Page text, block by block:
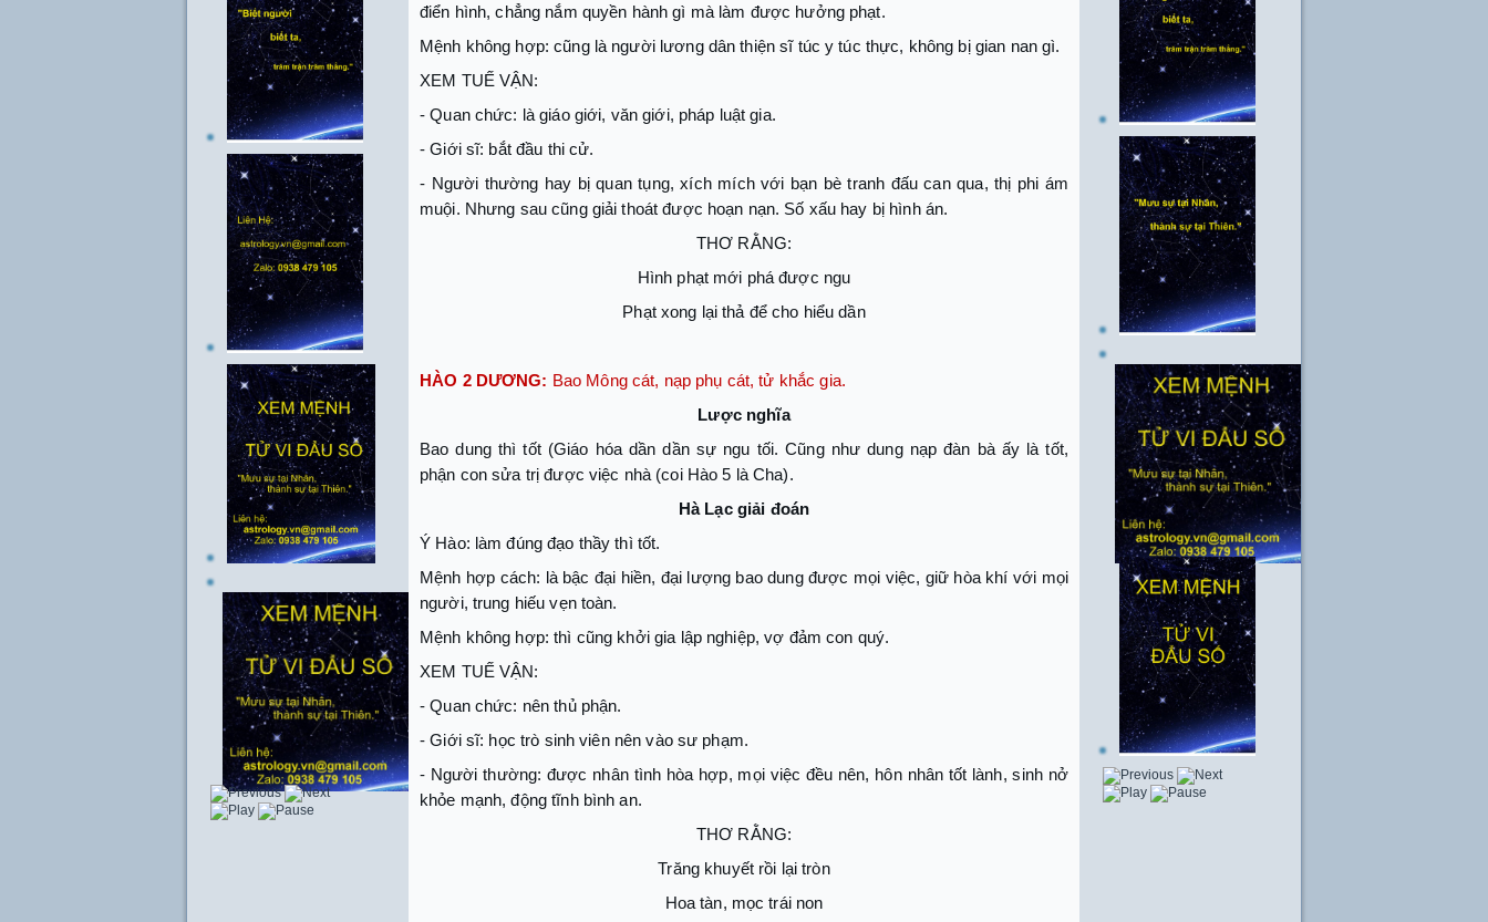
điển hình, chẳng nắm quyền hành gì mà làm được hưởng phạt.
Mệnh không hợp: cũng là người lương dân thiện sĩ túc y túc thực, không bị gian nan gì.
XEM TUẾ VẬN:
- Quan chức: là giáo giới, văn giới, pháp luật gia.
- Giới sĩ: bắt đầu thi cử.
- Người thường hay bị quan tụng, xích mích với bạn bè tranh đấu can qua, thị phi ám
muội. Nhưng sau cũng giải thoát được hoạn nạn. Số xấu hay bị hình án.
THƠ RẰNG:
Hình phạt mới phá được ngu
Phạt xong lại thả để cho hiểu dần
HÀO 2 DƯƠNG: Bao Mông cát, nạp phụ cát, tử khắc gia.
Lược nghĩa
Bao dung thì tốt (Giáo hóa dần dần sự ngu tối. Cũng như dung nạp đàn bà ấy là tốt,
phận con sửa trị được việc nhà (coi Hào 5 là Cha).
Hà Lạc giải đoán
Ý Hào: làm đúng đạo thầy thì tốt.
Mệnh hợp cách: là bậc đại hiền, đại lượng bao dung được mọi việc, giữ hòa khí với mọi
người, trung hiếu vẹn toàn.
Mệnh không hợp: thì cũng khởi gia lập nghiệp, vợ đảm con quý.
XEM TUẾ VẬN:
- Quan chức: nên thủ phận.
- Giới sĩ: học trò sinh viên nên vào sư phạm.
- Người thường: được nhân tình hòa hợp, mọi việc đều nên, hôn nhân tốt lành, sinh nở
khỏe mạnh, động tĩnh bình an.
THƠ RẰNG:
Trăng khuyết rồi lại tròn
Hoa tàn, mọc trái non